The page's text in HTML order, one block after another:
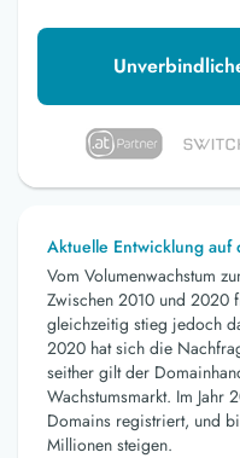
Aktuelle Entwicklung auf
Vom Volumenwachstum
Zwischen 2010 und 2020
gleichzeitig stieg jedoch
2020 hat sich die
seither gilt der
Wachstumsmarkt. Im
Domains registriert, und
Millionen steigen.